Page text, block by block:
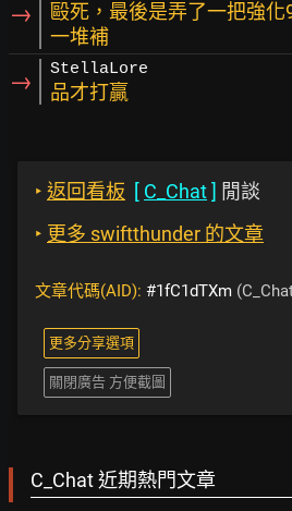
→
毆死，最後是弄了一把強
一堆補
→ StellaLore
品才打贏
‣ 返回看板 [ C_Chat] 閒談
‣ 更多 swiftthunder 的文章
文章代碼(AID): #1fC1dTXm
更多分享選項
關閉廣告 方便截圖
C_Chat 近期熱門文章